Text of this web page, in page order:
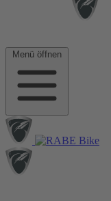
Menü öffnen